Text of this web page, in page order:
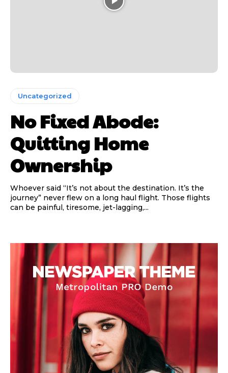
Uncategorized
No Fixed Abode:
Quitting Home
Ownership
Whoever said “It’s not about the destination. It’s the
journey” never flew on a long haul flight. Those flights
can be painful, tiresome, jet-lagging,...